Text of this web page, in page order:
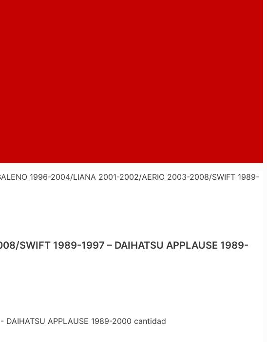
1996-2004/LIANA 2001-2002/AERIO 2003-2008/SWIFT 1989-
SWIFT 1989-1997 – DAIHATSU APPLAUSE 1989-
DAIHATSU APPLAUSE 1989-2000 cantidad